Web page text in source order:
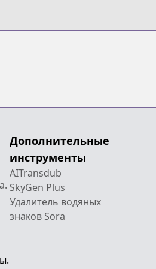
Дополнительные
инструменты
AITransdub
SkyGen Plus
Удалитель водяных
знаков Sora